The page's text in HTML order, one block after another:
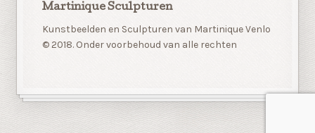
Martinique Sculpturen
Kunstbeelden en Sculpturen van Martinique Venlo
© 2018. Onder voorbehoud van alle rechten